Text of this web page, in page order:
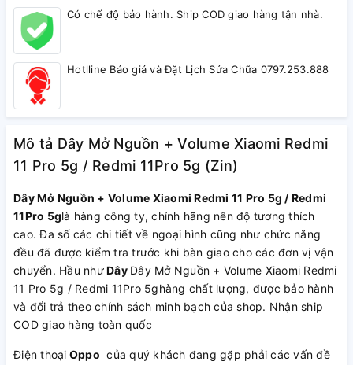
Có chế độ bảo hành. Ship COD giao hàng tận nhà.
Hotlline Báo giá và Đặt Lịch Sửa Chữa 0797.253.888
Mô tả Dây Mở Nguồn + Volume Xiaomi Redmi
11 Pro 5g / Redmi 11Pro 5g (Zin)
Dây Mở Nguồn + Volume Xiaomi Redmi 11 Pro 5g / Redmi
11Pro 5glà hàng công ty, chính hãng nên độ tương thích
cao. Đa số các chi tiết về ngoại hình cũng như chức năng
đều đã được kiểm tra trước khi bàn giao cho các đơn vị vận
chuyển. Hầu nhưDây Dây Mở Nguồn + Volume Xiaomi Redmi
11 Pro 5g / Redmi 11Pro 5ghàng chất lượng, được bảo hành
và đổi trả theo chính sách minh bạch của shop. Nhận ship
COD giao hàng toàn quốc
Điện thoại Oppo của quý khách đang gặp phải các vấn đề